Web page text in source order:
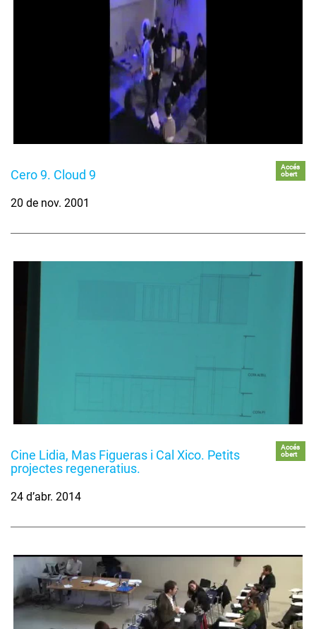
Cero 9. Cloud 9
Accés
obert
20 de nov. 2001
Cine Lidia, Mas Figueras i Cal Xico. Petits
projectes regeneratius.
Accés
obert
24 d’abr. 2014